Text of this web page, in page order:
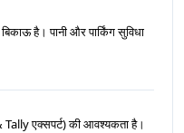
है। पानी और पार्किंग सुविधा
एक्सपर्ट) की आवश्यकता है।